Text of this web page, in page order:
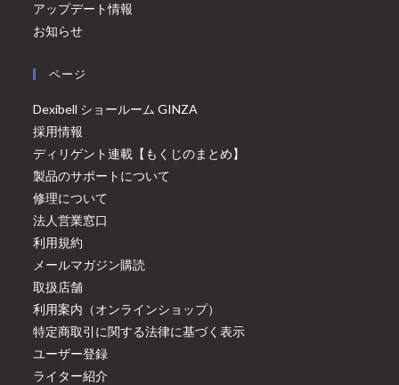
アップデート情報
お知らせ
ページ
Dexibell ショールーム GINZA
採用情報
ディリゲント連載【もくじのまとめ】
製品のサポートについて
修理について
法人営業窓口
利用規約
メールマガジン購読
取扱店舗
利用案内（オンラインショップ）
特定商取引に関する法律に基づく表示
ユーザー登録
ライター紹介